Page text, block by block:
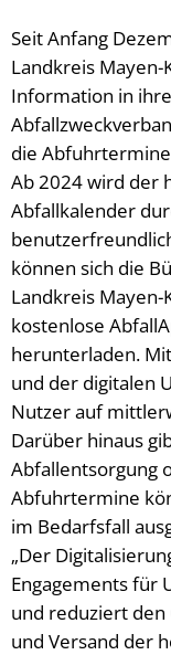
Seit Anfang
Landkreis
Information in
die
Ab 2024 wird der
Abfallkalender
können sich die
Landkreis
kostenlose
herunterladen.
und der digitalen
Nutzer auf
Darüber hinaus
Abfallentsorgung
Abfuhrtermine
im Bedarfsfall
„Der
Engagements für
und reduziert den
und Versand der